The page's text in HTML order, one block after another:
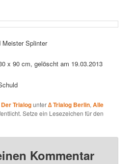
Meister Splinter
x 90 cm, gelöscht am 19.03.2013
Der Trialogunter∆ Trialog Berlin,Alle
Setze ein Lesezeichen für den
Kommentar